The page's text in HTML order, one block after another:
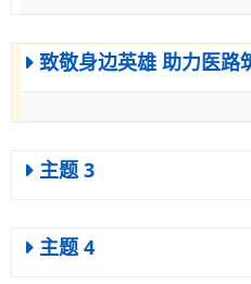
致敬身边英雄 助力医路
主题 3
主题 4